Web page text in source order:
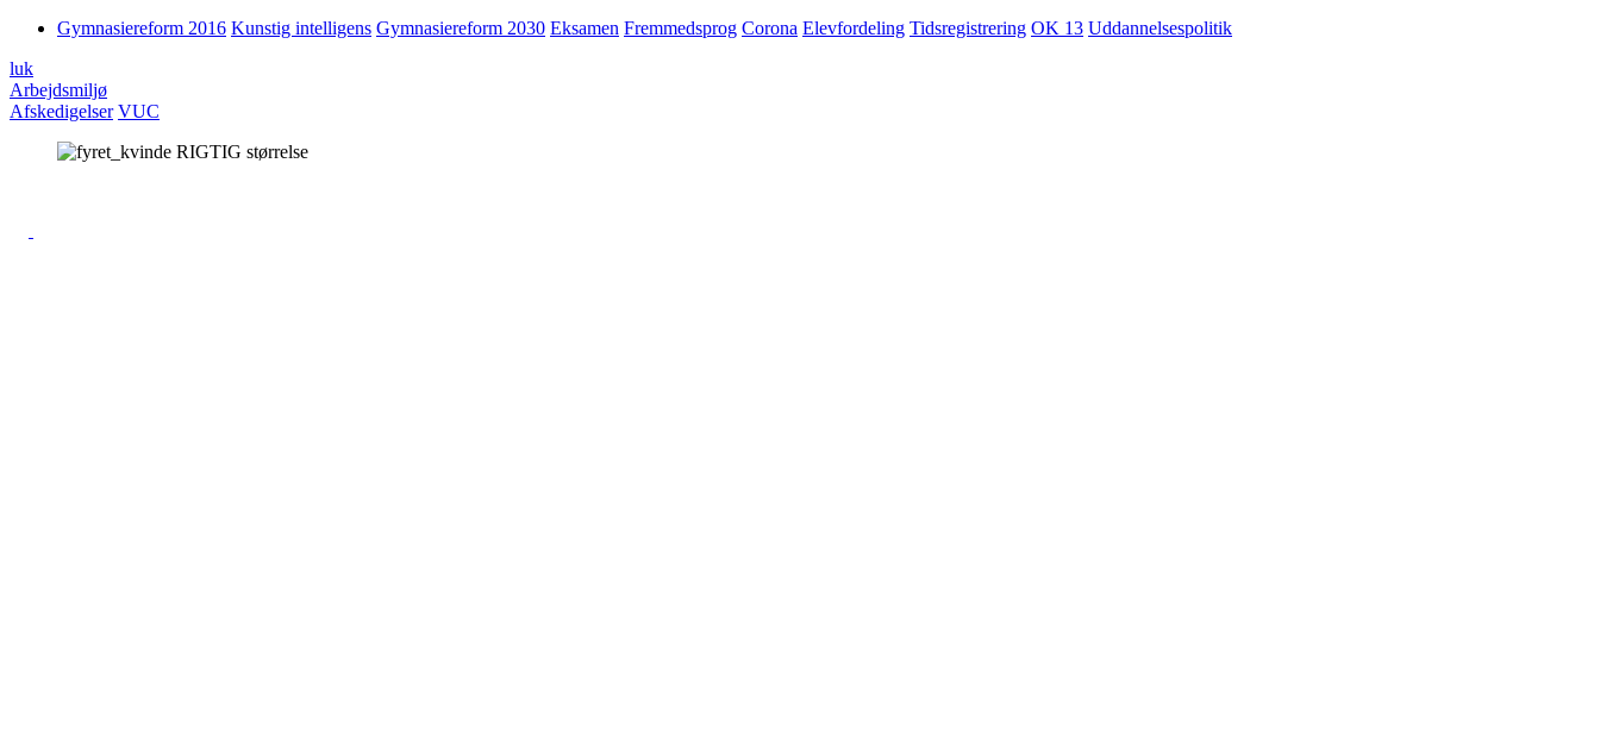
Gymnasiereform 2016 Kunstig intelligens Gymnasiereform 2030 Eksamen Fremmedsprog Corona Elevfordeling Tidsregistrering OK 13 Uddannelsespolitik
luk
Arbejdsmiljø
Afskedigelser VUC